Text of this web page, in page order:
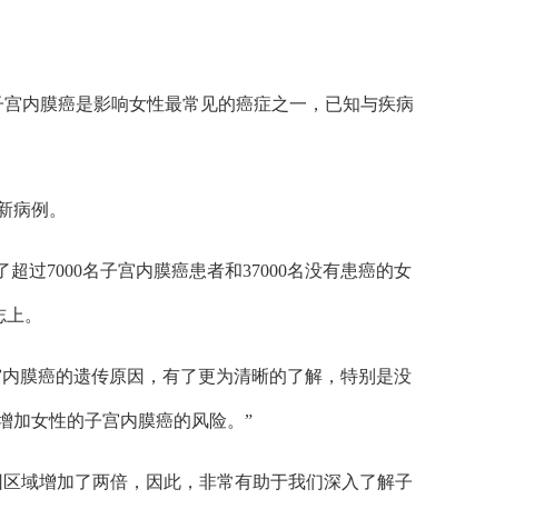
内膜癌是影响女性最常见的癌症之一，已知与疾病
病例。
过7000名子宫内膜癌患者和37000名没有患癌的女
。
膜癌的遗传原因，有了更为清晰的了解，特别是没
加女性的子宫内膜癌的风险。”
域增加了两倍，因此，非常有助于我们深入了解子